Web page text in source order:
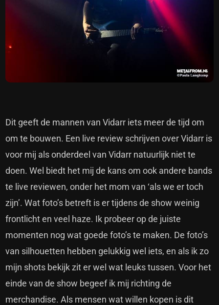
Dit geeft de mannen van Vidarr iets meer de tijd om
om te bouwen. Een live review schrijven over Vidarr is
voor mij als onderdeel van Vidarr natuurlijk niet te
doen. Wel biedt het mij de kans om ook andere bands
te live reviewen, onder het mom van ‘als we er toch
zijn’. Wat foto’s betreft is er tijdens de show weinig
frontlicht en veel haze. Ik probeer op de juiste
momenten nog wat goede foto’s te maken. De foto’s
van silhouetten hebben gelukkig wel iets, en als ik zo
mijn shots bekijk zit er wel wat leuks tussen. Voor het
einde van de show begeef ik mij richting de
merchandise. Als mensen wat willen kopen is dit